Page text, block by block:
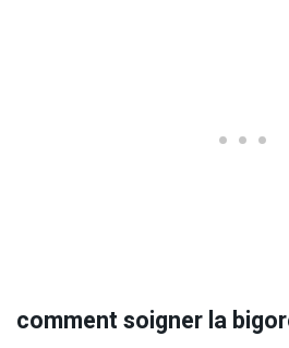
comment soigner la